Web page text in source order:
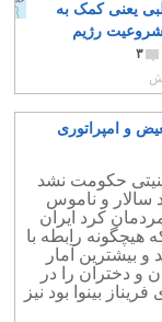
یعنی کمک به
رژیم
۳
و امپراتوری
حکومت نشد
سالار و ناموس
کرد ایران
رابطه با
و بیشترین آمار
و دختران را در
بینوا بود نیز
اندیشید.